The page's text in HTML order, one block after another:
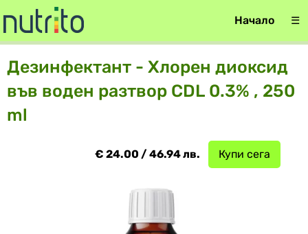
Начало ☰
Дезинфектант - Хлорен диоксид
във воден разтвор CDL 0.3% , 250
ml
Купи сега
€ 24.00 / 46.94 лв.